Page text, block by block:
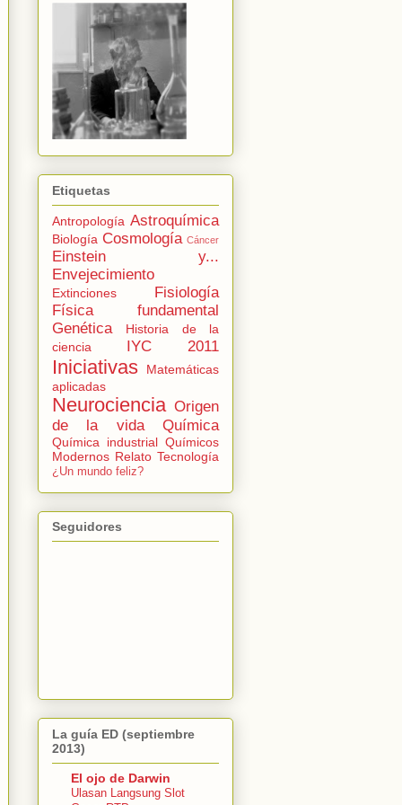
Etiquetas
Antropología Astroquímica
Biología Cosmología Cáncer
Einstein y...
Envejecimiento
Extinciones
Fisiología
Física fundamental
Genética
Historia de la
ciencia
IYC 2011
Iniciativas
Matemáticas
aplicadas
Neurociencia Origen
de la vida
Química
Química industrial Químicos
Modernos Relato Tecnología
¿Un mundo feliz?
Seguidores
La guía ED (septiembre
2013)
El ojo de Darwin
Ulasan Langsung Slot